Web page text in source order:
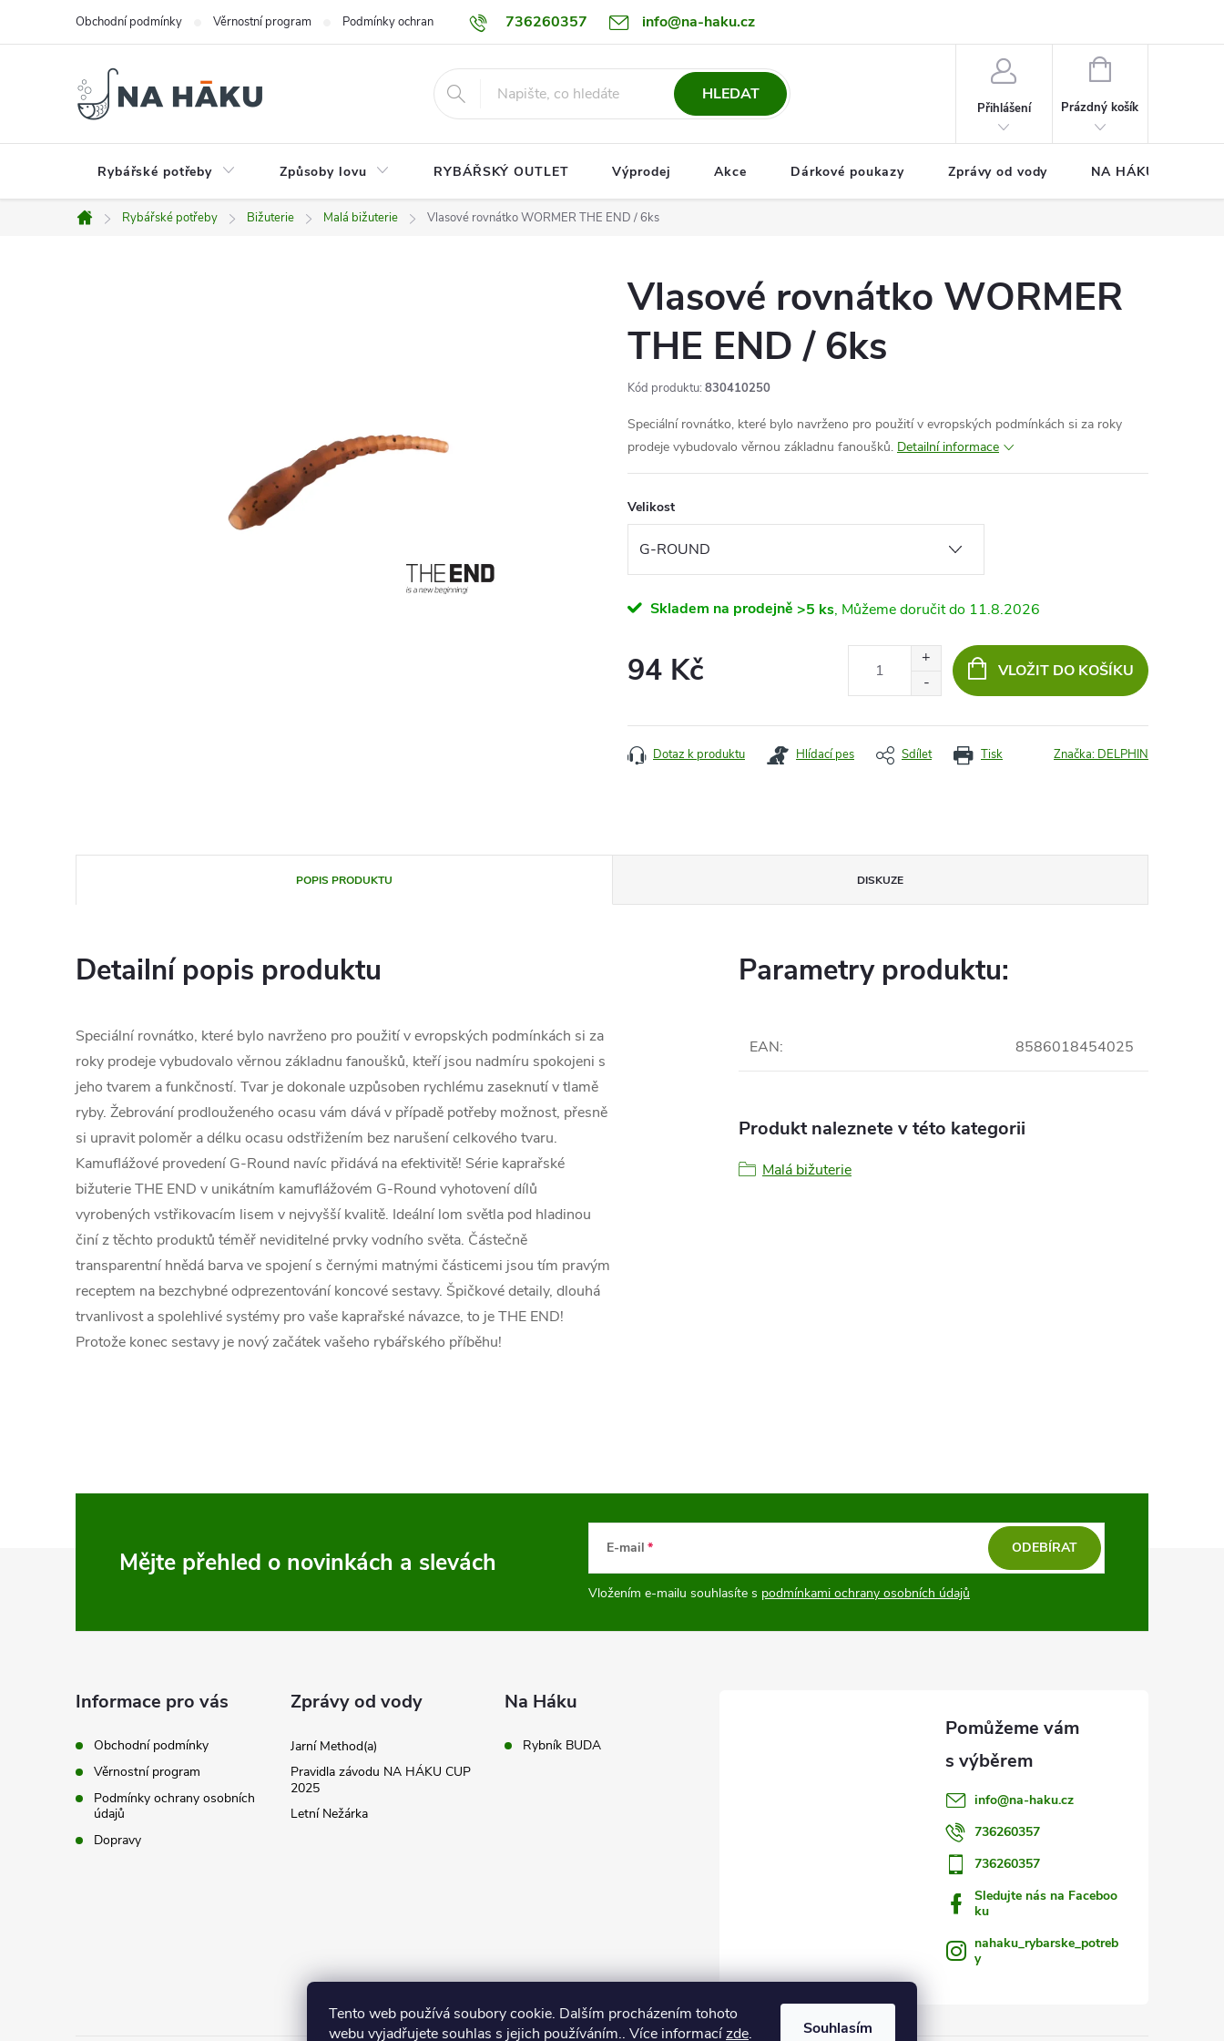
Tento web používá soubory cookie. Dalším procházením tohoto
webu vyjadřujete souhlas s jejich používáním.. Více informacízde. Souhlasím
736260357 info@na-haku.cz
Obchodní podmínky Věrnostní program Podmínky ochrany osobních údajů Dopravy
HLEDAT
Přihlášení
NÁKUPNÍ
Prázdný košík
Rybářské potřeby Způsoby lovu RYBÁŘSKÝ OUTLET Výprodej Akce Dárkové poukazy Zprávy od vody NA HÁKU CUP
Domů
Rybářské potřeby Bižuterie Malá bižuterie Vlasové rovnátko WORMER THE END / 6ks
Vlasové rovnátko WORMER
THE END / 6ks
Kód produktu: 830410250
Speciální rovnátko, které bylo navrženo pro použití v evropských podmínkách si za roky
prodeje vybudovalo věrnou základnu fanoušků. Detailní informace
Velikost
Skladem na prodejně >5 ks 11.8.2026
94 Kč VLOŽIT DO KOŠÍKU
Tisk
Dotaz k produktu Hlídací pes Sdílet Značka: DELPHIN
POPIS PRODUKTU DISKUZE
Detailní popis produktu
Speciální rovnátko, které bylo navrženo pro použití v evropských podmínkách si za
roky prodeje vybudovalo věrnou základnu fanoušků, kteří jsou nadmíru spokojeni s
jeho tvarem a funkčností. Tvar je dokonale uzpůsoben rychlému zaseknutí v tlamě
ryby. Žebrování prodlouženého ocasu vám dává v případě potřeby možnost, přesně
si upravit poloměr a délku ocasu odstřižením bez narušení celkového tvaru.
Kamuflážové provedení G-Round navíc přidává na efektivitě! Série kaprařské
bižuterie THE END v unikátním kamuflážovém G-Round vyhotovení dílů
vyrobených vstřikovacím lisem v nejvyšší kvalitě. Ideální lom světla pod hladinou
činí z těchto produktů téměř neviditelné prvky vodního světa. Částečně
transparentní hnědá barva ve spojení s černými matnými částicemi jsou tím pravým
receptem na bezchybné odprezentování koncové sestavy. Špičkové detaily, dlouhá
trvanlivost a spolehlivé systémy pro vaše kaprařské návazce, to je THE END!
Protože konec sestavy je nový začátek vašeho rybářského příběhu!
Parametry produktu:
EAN: 8586018454025
Produkt naleznete v této kategorii
Malá bižuterie
Mějte přehled o novinkách a slevách E-mail
Vložením e-mailu souhlasíte s podmínkami ochrany osobních údajů
ODEBÍRAT
Informace pro vás
Obchodní podmínky
Věrnostní program
Podmínky ochrany osobních
údajů
Dopravy
Zprávy od vody
Jarní Method(a)
Pravidla závodu NA HÁKU CUP
2025
Letní Nežárka
Na Háku
Rybník BUDA
info@na-haku.cz
736260357
736260357
Sledujte nás na Faceboo
ku
nahaku_rybarske_potreb
y